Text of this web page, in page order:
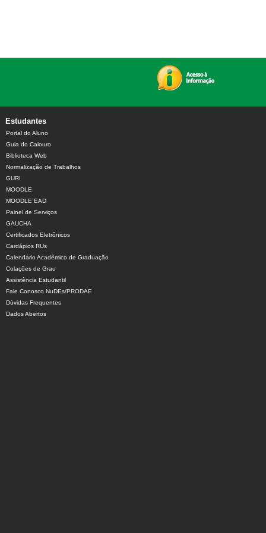
Estudantes
Portal do Aluno
Guia do Calouro
Biblioteca Web
Normalização de Trabalhos
GURI
MOODLE
MOODLE EAD
Painel de Serviços
GAUCHA
Certificados Eletrônicos
Cardápios RUs
Calendário Acadêmico de Graduação
Colações de Grau
Assistência Estudantil
Fale Conosco NuDEs/PRODAE
Dúvidas Frequentes
Dados Abertos